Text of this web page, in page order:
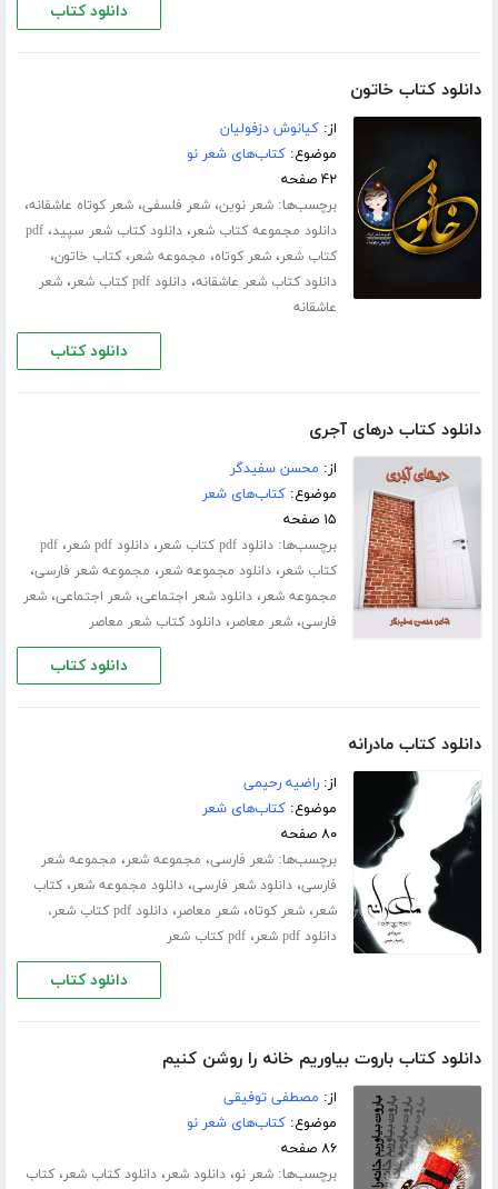
دانلود کتاب
دانلود کتاب خاتون
از:کیانوش دزفولیان
موضوع:کتاب‌های شعر نو
۴۲ صفحه
برچسب‌ها:شعر نوین،شعر فلسفی،شعر کوتاه عاشقانه،
دانلود مجموعه کتاب شعر،دانلود کتاب شعر سپید،pdf
کتاب شعر،شعر کوتاه، مجموعه شعر،کتاب خاتون،
دانلود کتاب شعر عاشقانه،دانلود pdf کتاب شعر ،شعر
عاشقانه
دانلود کتاب
دانلود کتاب درهای آجری
از: محسن سفیدگر
موضوع:کتاب‌های شعر
۱۵ صفحه
برچسب‌ها:دانلود pdf کتاب شعر ،دانلود pdf شعر ،pdf
کتاب شعر،دانلود مجموعه شعر، مجموعه شعر فارسی،
مجموعه شعر،دانلود شعر اجتماعی،شعر اجتماعی،شعر
فارسی،شعر معاصر،دانلود کتاب شعر معاصر
دانلود کتاب
دانلود کتاب مادرانه
از:راضیه رحیمی
موضوع:کتاب‌های شعر
۸۰ صفحه
برچسب‌ها:شعر فارسی، مجموعه شعر، مجموعه شعر
فارسی،دانلود شعر فارسی،دانلود مجموعه شعر،کتاب
شعر،شعر کوتاه،شعر معاصر،
دانلود pdf کتاب شعر،
دانلود pdf شعر
،pdf کتاب شعر
دانلود کتاب
دانلود کتاب باروت بیاوریم خانه را روشن کنیم
از: مصطفی توفیقی
موضوع:کتاب‌های شعر نو
۸۶ صفحه
برچسب‌ها:شعر نو،دانلود شعر،دانلود کتاب شعر،کتاب